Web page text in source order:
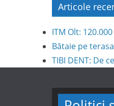
Articole
ITM Olt:
Bătaie pe
TIBI DENT: De